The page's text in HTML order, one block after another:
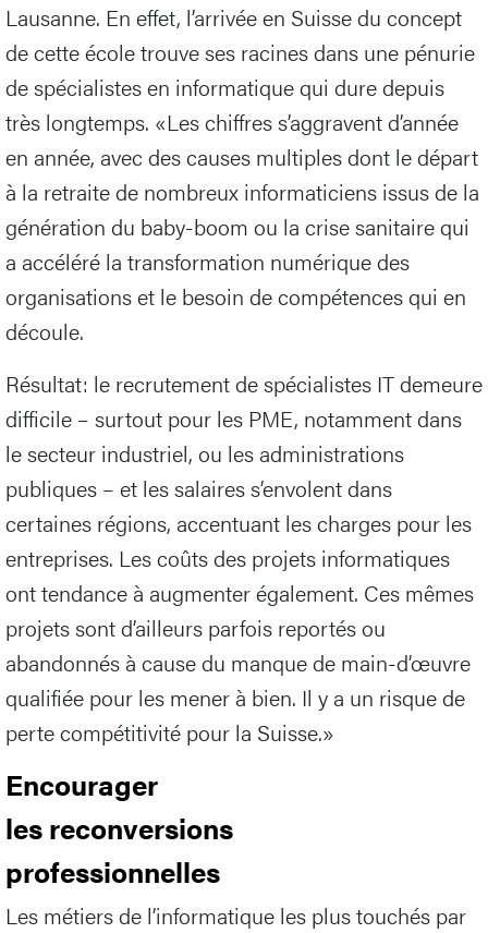
Lausanne. En effet, l’arrivée en Suisse du concept
de cette école trouve ses racines dans une pénurie
de spécialistes en informatique qui dure depuis
très longtemps. «Les chiffres s’aggravent d’année
en année, avec des causes multiples dont le départ
à la retraite de nombreux informaticiens issus de la
génération du baby-boom ou la crise sanitaire qui
a accéléré la transformation numérique des
organisations et le besoin de compétences qui en
découle.
Résultat: le recrutement de spécialistes IT demeure
difficile – surtout pour les PME, notamment dans
le secteur industriel, ou les administrations
publiques – et les salaires s’envolent dans
certaines régions, accentuant les charges pour les
entreprises. Les coûts des projets informatiques
ont tendance à augmenter également. Ces mêmes
projets sont d’ailleurs parfois reportés ou
abandonnés à cause du manque de main-d’œuvre
qualifiée pour les mener à bien. Il y a un risque de
perte compétitivité pour la Suisse.»
Encourager
les reconversions
professionnelles
Les métiers de l’informatique les plus touchés par